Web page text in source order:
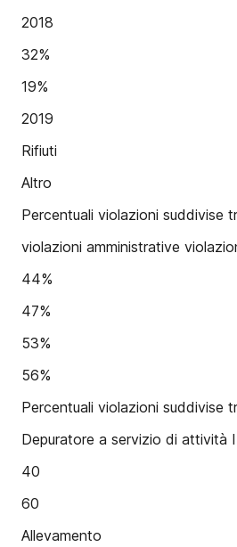
2018
32%
19%
2019
Rifiuti
Altro
Percentuali violazioni suddivise
violazioni amministrative
44%
47%
53%
56%
Percentuali violazioni suddivise
Depuratore a servizio di attività
40
60
Allevamento